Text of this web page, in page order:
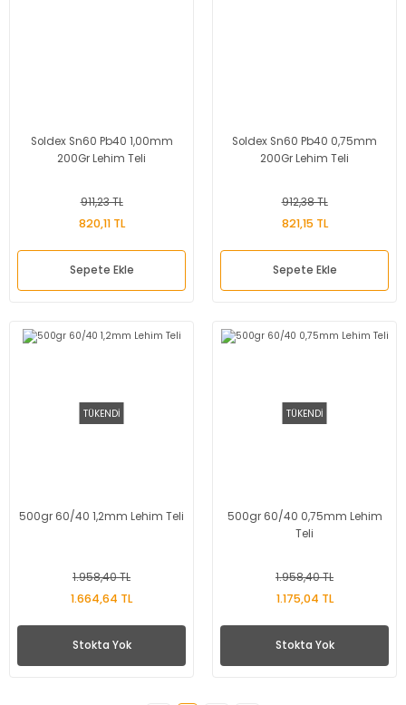
Soldex Sn60 Pb40 1,00mm
200Gr Lehim Teli
911,23 TL
820,11 TL
Sepete Ekle
Soldex Sn60 Pb40 0,75mm
200Gr Lehim Teli
912,38 TL
821,15 TL
Sepete Ekle
TÜKENDİ
500gr 60/40 1,2mm Lehim Teli
1.958,40 TL
1.664,64 TL
Stokta Yok
TÜKENDİ
500gr 60/40 0,75mm Lehim
Teli
1.958,40 TL
1.175,04 TL
Stokta Yok